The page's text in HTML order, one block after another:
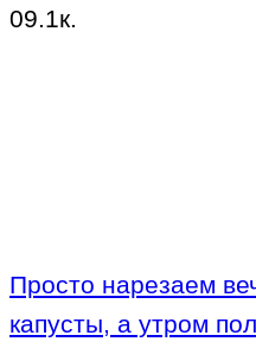
09.1к.
Просто нарезаем
капусты, а утром